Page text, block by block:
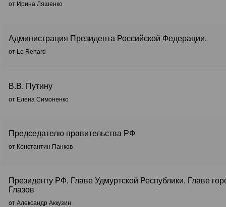
от Ирина Ляшенко
Администрация Президента Российской Федерации.
от Le Renard
В.В. Путину
от Елена Симоненко
Председателю правительства РФ
от Константин Панков
Президенту РФ, Главе Удмуртской Республики, Главе
Глазов
от Александр Аккузин